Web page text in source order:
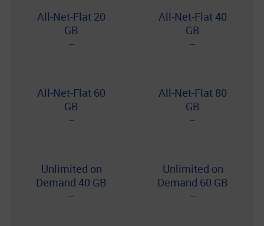
All-Net-Flat 20
GB
−
All-Net-Flat 40
GB
−
All-Net-Flat 60
GB
−
All-Net-Flat 80
GB
−
Unlimited on
Demand 40 GB
−
Unlimited on
Demand 60 GB
−